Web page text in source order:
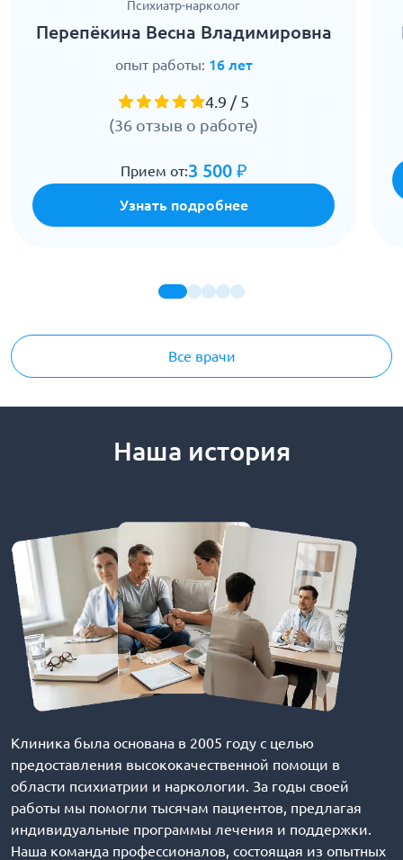
Все врачи
Психиатр-нарколог
Перепёкина Весна Владимировна
опыт работы: 16 лет
4.9 / 5
(36 отзыв о работе)
Прием от:3 500 ₽
Узнать подробнее
Наша история
Клиника была основана в 2005 году с целью
предоставления высококачественной помощи в
области психиатрии и наркологии. За годы своей
работы мы помогли тысячам пациентов, предлагая
индивидуальные программы лечения и поддержки.
Наша команда профессионалов, состоящая из опытных